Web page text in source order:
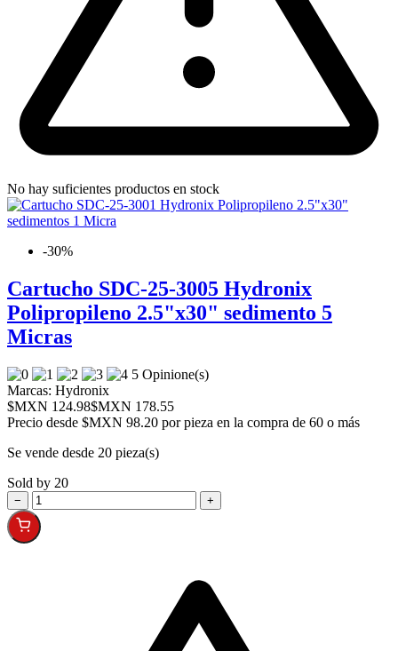
No hay suficientes productos en stock
-30%
Cartucho SDC-25-3005 Hydronix
Polipropileno 2.5"x30" sedimento 5
Micras
5 Opinione(s)
Marcas: Hydronix
$MXN 124.98$MXN 178.55
Precio desde $MXN 98.20 por pieza en la compra de 60 o más
Se vende desde 20 pieza(s)
Sold by 20
− +